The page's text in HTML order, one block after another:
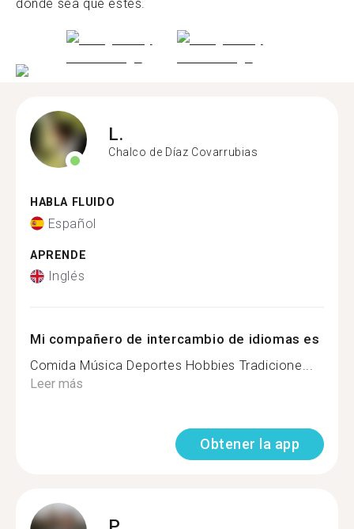
donde sea que estés.
L.
Chalco de Díaz Covarrubias
HABLA FLUIDO
Español
APRENDE
Inglés
Mi compañero de intercambio de idiomas es
Comida Música Deportes Hobbies Tradicione...
Leer más
Obtener la app